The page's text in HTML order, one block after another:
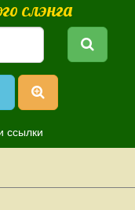
слэнга
ссылки